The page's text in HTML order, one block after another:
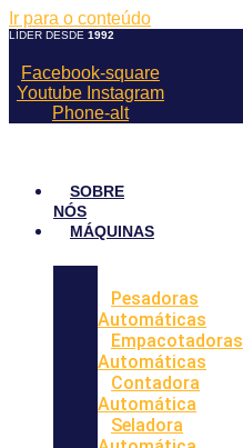
Ir para o conteúdo
LÍDER DESDE 1992
Facebook-square
Youtube Instagram
Phone-alt
SOBRE
NÓS
MÁQUINAS
Pesadoras
Automáticas
Empacotadoras
Automáticas
Contadora
Automática
Seladora